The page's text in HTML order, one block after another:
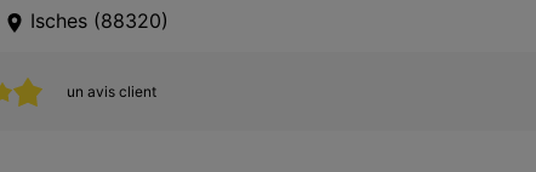
Isches (88320)
un avis client